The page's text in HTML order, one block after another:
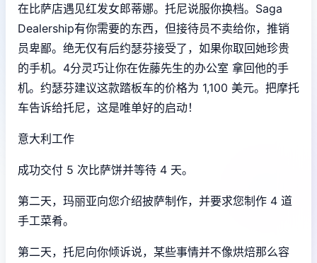
在比萨店遇见红发女郎蒂娜。托尼说服你换档。Saga
Dealership有你需要的东西，但接待员不卖给你，推销
员卑鄙。绝无仅有后约瑟芬接受了，如果你取回她珍贵
的手机。4分灵巧让你在佐藤先生的办公室 拿回他的手
机。约瑟芬建议这款踏板车的价格为 1,100 美元。把摩托
车告诉给托尼，这是唯单好的启动！
意大利工作
成功交付 5 次比萨饼并等待 4 天。
第二天，玛丽亚向您介绍披萨制作，并要求您制作 4 道
手工菜肴。
第二天，托尼向你倾诉说，某些事情并不像烘焙那么容